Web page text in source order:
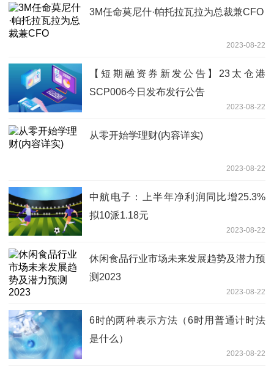
3M任命莫尼什·帕托拉瓦拉为总裁兼CFO
2023-08-22
【短期融资券新发公告】23太仓港
SCP006今日发布发行公告
2023-08-22
从零开始学理财(内容详实)
2023-08-22
中航电子：上半年净利润同比增25.3%
拟10派1.18元
2023-08-22
休闲食品行业市场未来发展趋势及潜力预
测2023
2023-08-22
6时的两种表示方法（6时用普通计时法
是什么）
2023-08-22